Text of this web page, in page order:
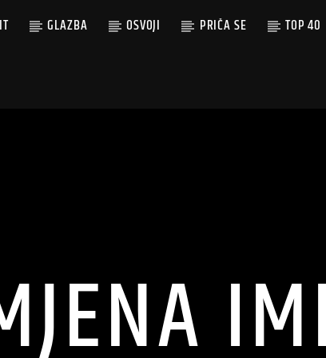
GLAZBA OSVOJI PRIČA SE TOP 40